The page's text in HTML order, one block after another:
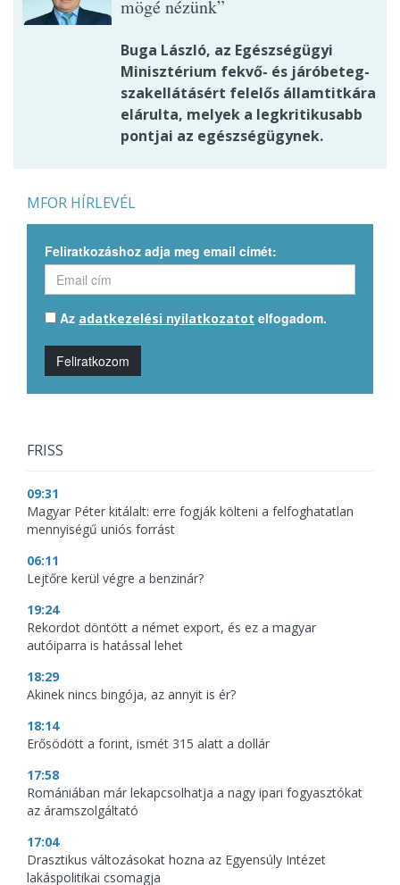
mögé nézünk”
Buga László, az Egészségügyi
Minisztérium fekvő- és járóbeteg-
szakellátásért felelős államtitkára
elárulta, melyek a legkritikusabb
pontjai az egészségügynek.
MFOR HÍRLEVÉL
Feliratkozáshoz adja meg email címét:
Az adatkezelési nyilatkozatot elfogadom.
Feliratkozom
FRISS
09:31
Magyar Péter kitálalt: erre fogják költeni a felfoghatatlan
mennyiségű uniós forrást
06:11
Lejtőre kerül végre a benzinár?
19:24
Rekordot döntött a német export, és ez a magyar
autóiparra is hatással lehet
18:29
Akinek nincs bingója, az annyit is ér?
18:14
Erősödött a forint, ismét 315 alatt a dollár
17:58
Romániában már lekapcsolhatja a nagy ipari fogyasztókat
az áramszolgáltató
17:04
Drasztikus változásokat hozna az Egyensúly Intézet
lakáspolitikai csomagja